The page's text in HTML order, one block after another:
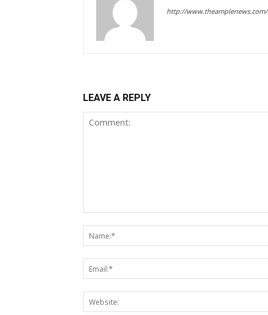
http://www.theamplenews.com/
LEAVE A REPLY